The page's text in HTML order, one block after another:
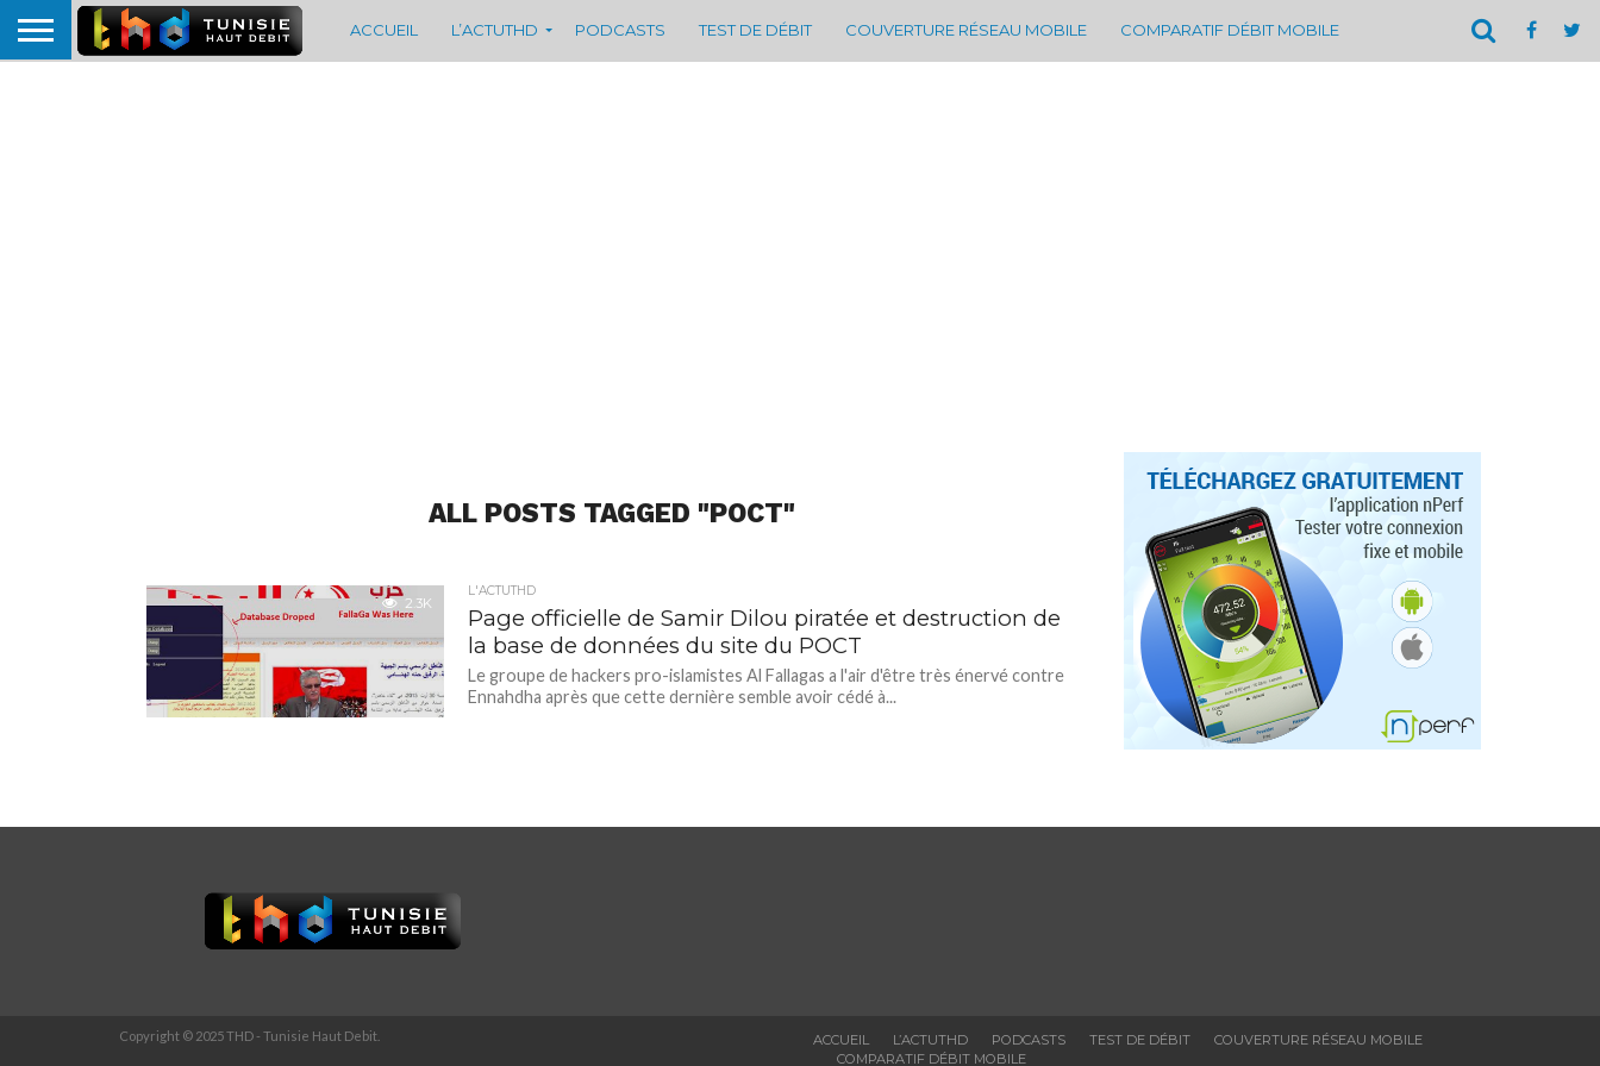
ACCUEIL L’ACTUTHD PODCASTS TEST DE DÉBIT COUVERTURE RÉSEAU MOBILE COMPARATIF DÉBIT MOBILE
ALL POSTS TAGGED "POCT"
2.3K
L'ACTUTHD
Page officielle de Samir Dilou piratée et destruction de
la base de données du site du POCT
Le groupe de hackers pro-islamistes Al Fallagas a l'air d'être très énervé contre
Ennahdha après que cette dernière semble avoir cédé à...
ACCUEIL L’ACTUTHD PODCASTS TEST DE DÉBIT
COUVERTURE RÉSEAU MOBILE
COMPARATIF DÉBIT MOBILE
Copyright © 2025 THD - Tunisie Haut Debit.